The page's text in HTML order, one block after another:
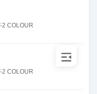
2 COLOUR
2 COLOUR